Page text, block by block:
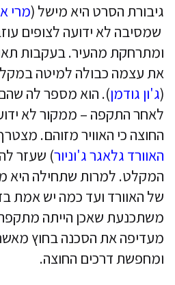
גיבורת הסרט היא מישל (מרי
שמסיבה לא ידועה לצופים
ומתרחקת מהעיר. בעקבות
את עצמה כבולה למיטה
(ג'ון גודמן). הוא מספר לה שהם
לאחר התקפה – ממקור לא
החוצה כי האוויר מזוהם.
האוורד גלאגר ג'וניור) שעזר
המקלט. למרות שתחילה היא
של האוורד ועד כמה יש אמת
משתכנעת שאכן הייתה
מעדיפה את הסכנה בחוץ
ומחפשת דרכים החוצה.